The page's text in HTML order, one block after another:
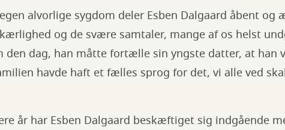
alvorlige sygdom deler Esben Dalgaard åbent og
og de svære samtaler, mange af os helst
den dag, han måtte fortælle sin yngste datter, at han
havde haft et fælles sprog for det, vi alle ved
år har Esben Dalgaard beskæftiget sig indgående